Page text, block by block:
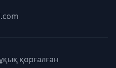
қорғалған